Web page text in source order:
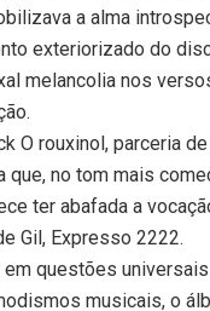
a alma
exteriorizado do
melancolia nos
O rouxinol, parceria
que, no tom mais
ter abafada a
Gil, Expresso 2222.
em questões
musicais, o